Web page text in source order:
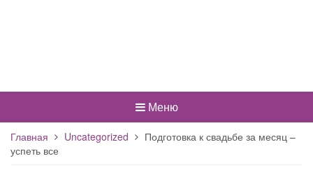
Меню
Главная Uncategorized
Подготовка к свадьбе за месяц –
успеть все